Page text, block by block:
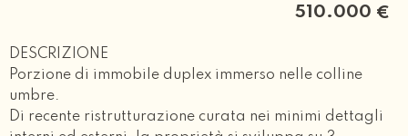
510.000 €
DESCRIZIONE
Porzione di immobile duplex immerso nelle colline
umbre.
Di recente ristrutturazione curata nei minimi dettagli